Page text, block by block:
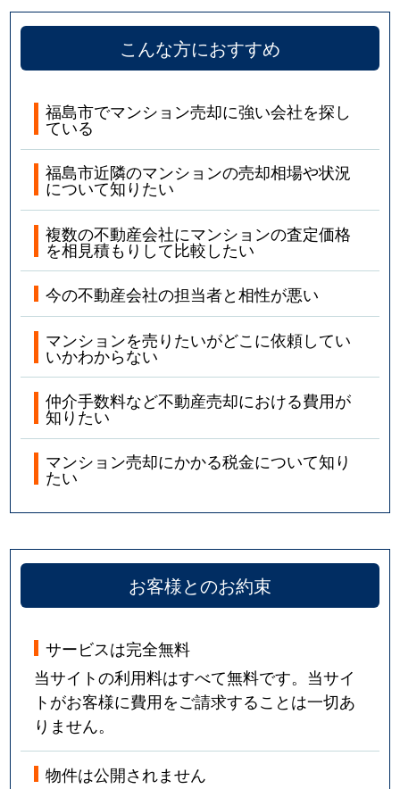
こんな方におすすめ
福島市でマンション売却に強い会社を探し
ている
福島市近隣のマンションの売却相場や状況
について知りたい
複数の不動産会社にマンションの査定価格
を相見積もりして比較したい
今の不動産会社の担当者と相性が悪い
マンションを売りたいがどこに依頼してい
いかわからない
仲介手数料など不動産売却における費用が
知りたい
マンション売却にかかる税金について知り
たい
お客様とのお約束
サービスは完全無料
当サイトの利用料はすべて無料です。当サイ
トがお客様に費用をご請求することは一切あ
りません。
物件は公開されません